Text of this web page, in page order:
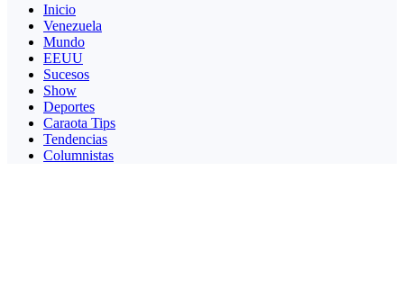
Inicio
Venezuela
Mundo
EEUU
Sucesos
Show
Deportes
Caraota Tips
Tendencias
Columnistas